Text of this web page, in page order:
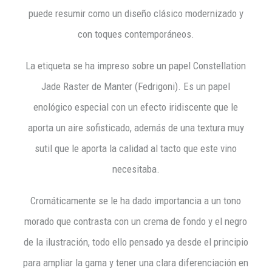
puede resumir como un diseño clásico modernizado y
con toques contemporáneos.
La etiqueta se ha impreso sobre un papel Constellation
Jade Raster de Manter (Fedrigoni). Es un papel
enológico especial con un efecto iridiscente que le
aporta un aire sofisticado, además de una textura muy
sutil que le aporta la calidad al tacto que este vino
necesitaba.
Cromáticamente se le ha dado importancia a un tono
morado que contrasta con un crema de fondo y el negro
de la ilustración, todo ello pensado ya desde el principio
para ampliar la gama y tener una clara diferenciación en